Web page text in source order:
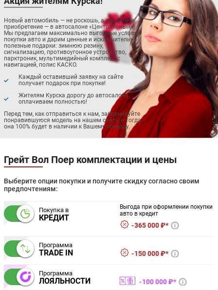
Новый автомобиль — не роскошь, а доступное
приобретение — в автосалоне «Центральный»!
Мы предлагаем максимально выгодные условия
покупки авто и дарим ценные и исключительно
полезные подарки: зимнюю резину,
сигнализацию, противоугонное устройство,
парктроник, мультимедийный комплекс с
навигацией, полис КАСКО.
Каждый оставивший заявку на сайте
получает подарок при покупке!
Жителям Курска дорогу до автосалона
оплачиваем полностью!
Перед тем, как отправиться к нам, забронируйте
понравившуюся модель на нашем сайте, и тогда
она 100% будет в наличии к Вашему приезду.
Грейт Вол Поер комплектации и цены
Выберите опции покупки и получите скидку согласно своим
предпочтениям:
Покупка в
КРЕДИТ
Выгода при оформлении покупки
авто в кредит
365 000 ₽*
Программа
TRADE IN 150 000 ₽*
Программа
ЛОЯЛЬНОСТИ 100 000 ₽*